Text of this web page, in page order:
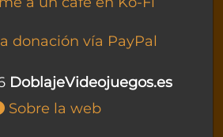
donación vía PayPal
DoblajeVideojuegos.es
Sobre la web